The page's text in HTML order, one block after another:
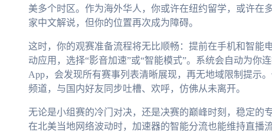
美多个时区。作为海外华人，你或许在纽约留学，或许在
家中文解说，但你的位置再次成为障碍。
这时，你的观赛准备流程将无比顺畅：提前在手机和智能
动应用，选择“影音加速”或“智能模式”。系统会自动为你
App，会发现所有赛事列表清晰展现，再无地域限制提示
频道，与国内好友同步吐槽、欢呼，仿佛从未离开。
无论是小组赛的冷门对决，还是决赛的巅峰时刻，稳定的
在北美当地网络波动时，加速器的智能分流也能维持直播